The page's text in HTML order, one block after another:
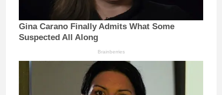
Gina Carano Finally Admits What Some
Suspected All Along
Brainberries